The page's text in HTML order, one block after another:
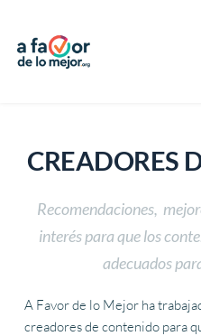
CREADORES
Recomendaciones,
interés para que los
adecuados
A Favor de lo Mejor ha
creadores de contenido para